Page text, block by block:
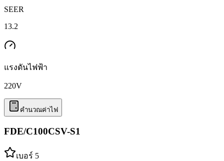
SEER
13.2
แรงดันไฟฟ้า
220V
คำนวณค่าไฟ
FDE/C100CSV-S1
เบอร์ 5